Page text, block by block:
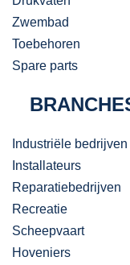
Zwembad
Toebehoren
Spare parts
Industriële bedrijven
Installateurs
Reparatiebedrijven
Recreatie
Scheepvaart
Hoveniers